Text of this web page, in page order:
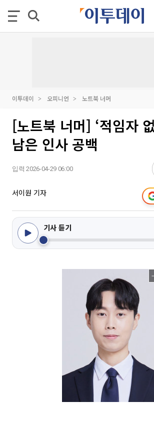
이투데이 오피니언 노트북 너머
[노트북 너머] ‘적임자
남은 인사 공백
입력 2026-04-29 06:00
서이원 기자
기사 듣기